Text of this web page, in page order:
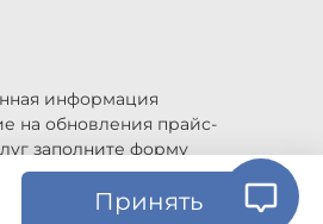
информация
на обновления прайс-
заполните форму
без предупреждения.
Принять